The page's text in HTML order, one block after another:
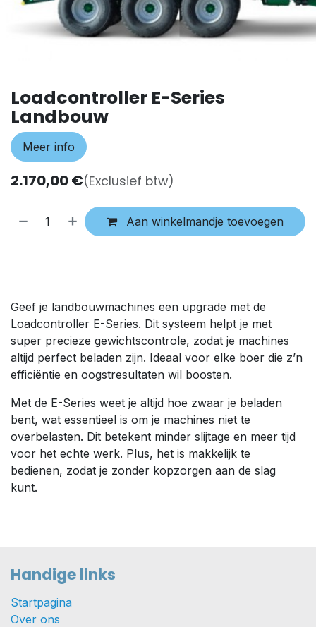
Loadcontroller E-Series
Landbouw
Meer info
2.170,00€(Exclusief btw)
Aan winkelmandje toevoegen
Geef je landbouwmachines een upgrade met de
Loadcontroller E-Series. Dit systeem helpt je met
super precieze gewichtscontrole, zodat je machines
altijd perfect beladen zijn. Ideaal voor elke boer die z’n
efficiëntie en oogstresultaten wil boosten.
Met de E-Series weet je altijd hoe zwaar je beladen
bent, wat essentieel is om je machines niet te
overbelasten. Dit betekent minder slijtage en meer tijd
voor het echte werk. Plus, het is makkelijk te
bedienen, zodat je zonder kopzorgen aan de slag
kunt.
Handige links
Startpagina
Over ons